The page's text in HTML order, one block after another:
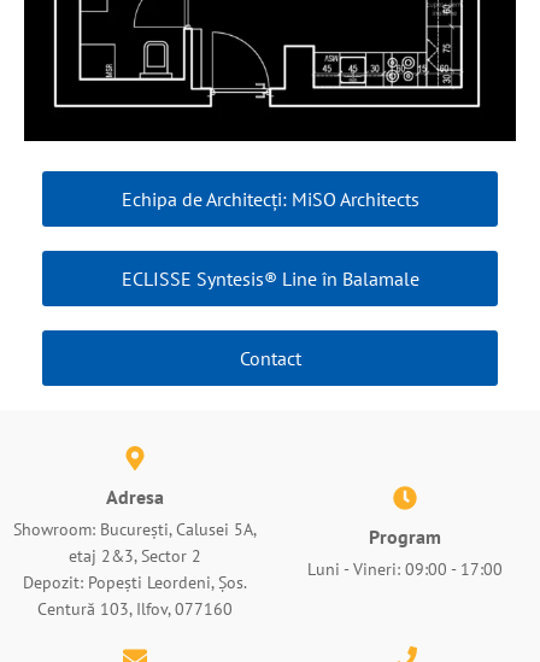
Echipa de Architecți: MiSO Architects
ECLISSE Syntesis® Line în Balamale
Contact
Adresa
Showroom: București, Calusei 5A,
etaj 2&3, Sector 2
Depozit: Popești Leordeni, Șos.
Centură 103, Ilfov, 077160
Program
Luni - Vineri: 09:00 - 17:00